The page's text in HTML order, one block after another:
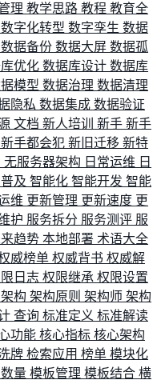
理 教学思路 教程 教育全
数字化转型 数字孪生 数据
数据备份 数据大屏 数据孤
优化 数据库设计 数据库
模型 数据治理 数据清理
隐私 数据集成 数据验证
文档 新人培训 新手 新手
新手都会犯 新旧迁移 新特
无服务器架构 日常运维 日
普及 智能化 智能开发 智能
维 更新管理 更新速度 更
护 服务拆分 服务测评 服
趋势 本地部署 术语大全
威榜单 权威背书 权威解
日志 权限继承 权限设置
架构 架构原则 架构师 架构
查询 标准定义 标准解读
功能 核心指标 核心架构
牌 检索应用 榜单 模块化
量 模板管理 模板结合 横